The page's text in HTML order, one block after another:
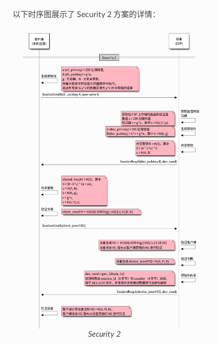
以下时序图展示了 Security 2 方案的详情：
Security 2